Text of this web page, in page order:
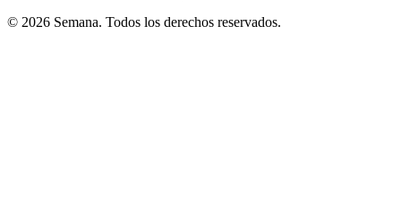
© 2026 Semana. Todos los derechos reservados.